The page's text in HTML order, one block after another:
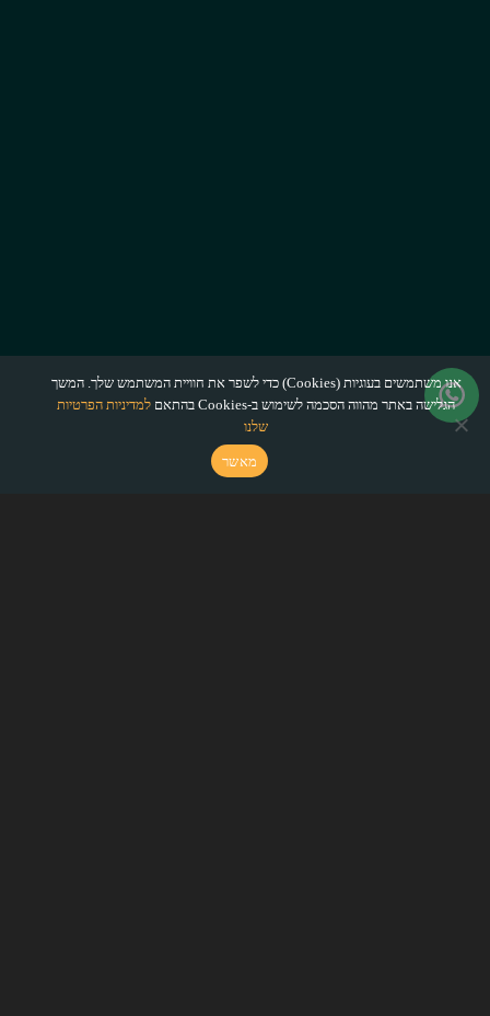
אנו משתמשים בעוגיות (Cookies) כדי לשפר את חוויית המשתמש שלך. המשך
הגלישה באתר מהווה הסכמה לשימוש ב-Cookies בהתאם
למדיניות הפרטיות
שלנו
מאשר